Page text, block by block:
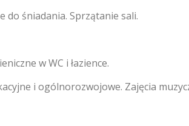
do śniadania. Sprzątanie sali.
w WC i łazience.
i ogólnorozwojowe. Zajęcia